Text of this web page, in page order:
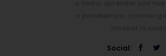
Social: